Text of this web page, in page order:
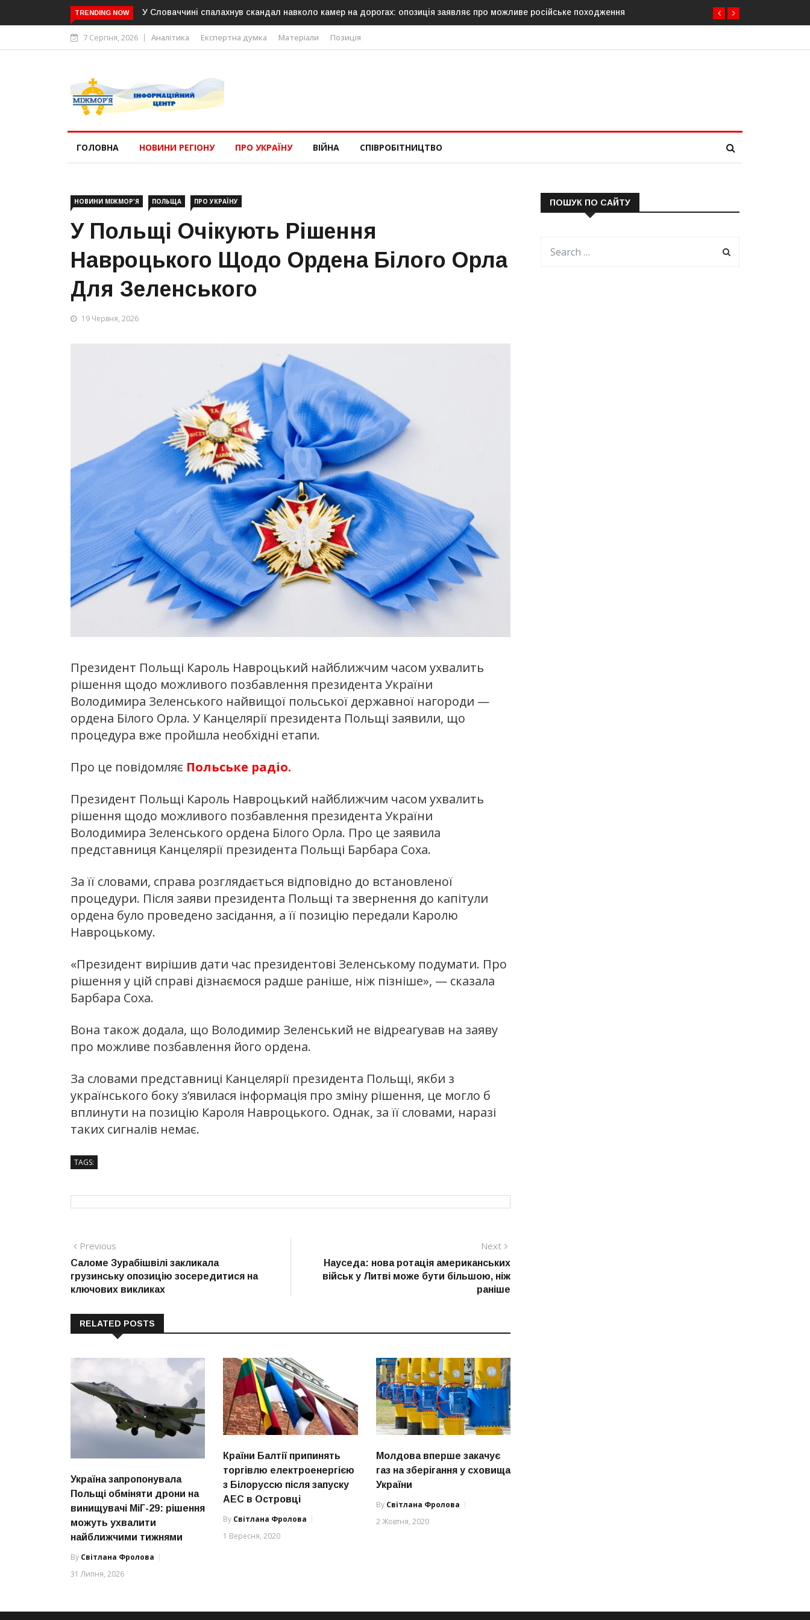
TRENDING NOW У Словаччині спалахнув скандал навколо камер на дорогах: опозиція заявляє про можливе російське походження
7 Серпня, 2026 Аналітика Експертна думка Матеріали Позиція
ГОЛОВНА НОВИНИ РЕГІОНУ ПРО УКРАЇНУ ВІЙНА СПІВРОБІТНИЦТВО
НОВИНИ МІЖМОР'Я ПОЛЬЩА ПРО УКРАЇНУ
У Польщі Очікують Рішення
Навроцького Щодо Ордена Білого Орла
Для Зеленського
19 Червня, 2026
Президент Польщі Кароль Навроцький найближчим часом ухвалить
рішення щодо можливого позбавлення президента України
Володимира Зеленського найвищої польської державної нагороди —
ордена Білого Орла. У Канцелярії президента Польщі заявили, що
процедура вже пройшла необхідні етапи.
Про це повідомляє Польське радіо.
Президент Польщі Кароль Навроцький найближчим часом ухвалить
рішення щодо можливого позбавлення президента України
Володимира Зеленського ордена Білого Орла. Про це заявила
представниця Канцелярії президента Польщі Барбара Соха.
За її словами, справа розглядається відповідно до встановленої
процедури. Після заяви президента Польщі та звернення до капітули
ордена було проведено засідання, а її позицію передали Каролю
Навроцькому.
«Президент вирішив дати час президентові Зеленському подумати. Про
рішення у цій справі дізнаємося радше раніше, ніж пізніше», — сказала
Барбара Соха.
Вона також додала, що Володимир Зеленський не відреагував на заяву
про можливе позбавлення його ордена.
За словами представниці Канцелярії президента Польщі, якби з
українського боку з’явилася інформація про зміну рішення, це могло б
вплинути на позицію Кароля Навроцького. Однак, за її словами, наразі
таких сигналів немає.
TAGS:
Навігація
записів
Previous
post:
Саломе Зурабішвілі закликала
грузинську опозицію зосередитися на
ключових викликах
Next
post:
Науседа: нова ротація американських
військ у Литві може бути більшою, ніж
раніше
RELATED POSTS
Україна запропонувала
Польщі обміняти дрони на
винищувачі МіГ-29: рішення
можуть ухвалити
найближчими тижнями
By Світлана Фролова
31 Липня, 2026
Країни Балтії припинять
торгівлю електроенергією
з Білоруссю після запуску
АЕС в Островці
By Світлана Фролова
1 Вересня, 2020
Молдова вперше закачує
газ на зберігання у сховища
України
By Світлана Фролова
2 Жовтня, 2020
ПОШУК ПО САЙТУ